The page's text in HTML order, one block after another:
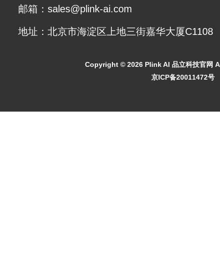
邮箱：sales@plink-ai.com
地址：北京市海淀区上地三街嘉华大厦C1108
Copyright © 2026 Plink AI 品立科技官网
京ICP备20011472号